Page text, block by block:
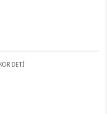
DETÍ